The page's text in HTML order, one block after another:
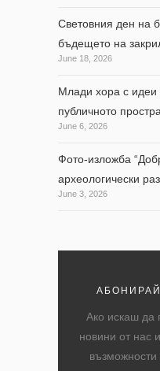
Световния ден на
бъдещето на
June 18, 2026
Млади хора с идеи
публичното
June 6, 2026
Фото-изложба
археологически
June 3, 2026
Ако искаш да
новини от нас
възможности